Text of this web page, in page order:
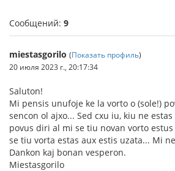
Сообщений: 9
miestasgorilo (Показать профиль)
20 июля 2023 г., 20:17:34
Saluton!
Mi pensis unufoje ke la vorto o (sole!)
sencon ol ajxo... Sed cxu iu, kiu ne
povus diri al mi se tiu novan vorto
se tiu vorta estas aux estis uzata... Mi
Dankon kaj bonan vesperon.
Miestasgorilo